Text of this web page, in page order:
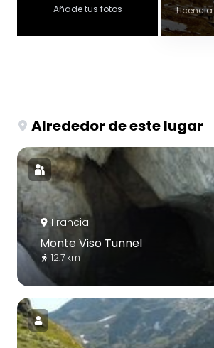
Añade tus fotos
Alrededor de este lugar
Francia
Monte Viso Tunnel
12.7 km